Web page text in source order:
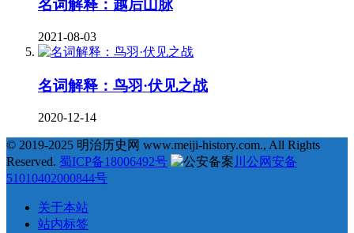
名词解释：越后山脉
2021-08-03
名词解释：鸟羽·伏见之战
2020-12-14
© 2019-2025 明治历史网 www.meiji-history.com., All Rights
Reserved. 蜀ICP备18006492号
川公网安备
51010402000844号
关于本站
站内标签